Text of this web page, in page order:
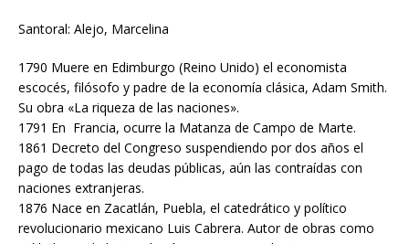
Santoral: Alejo, Marcelina
1790 Muere en Edimburgo (Reino Unido) el economista
escocés, filósofo y padre de la economía clásica, Adam Smith.
Su obra «La riqueza de las naciones».
1791 En Francia, ocurre la Matanza de Campo de Marte.
1861 Decreto del Congreso suspendiendo por dos años el
pago de todas las deudas públicas, aún las contraídas con
naciones extranjeras.
1876 Nace en Zacatlán, Puebla, el catedrático y político
revolucionario mexicano Luis Cabrera. Autor de obras como